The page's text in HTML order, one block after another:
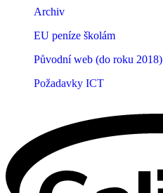
Archiv
EU peníze školám
Původní web (do roku 2018)
Požadavky ICT